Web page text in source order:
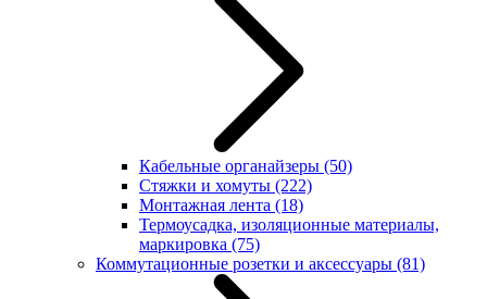
Кабельные органайзеры (50)
Стяжки и хомуты (222)
Монтажная лента (18)
Термоусадка, изоляционные материалы,
маркировка (75)
Коммутационные розетки и аксессуары (81)